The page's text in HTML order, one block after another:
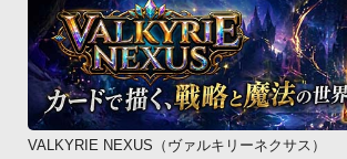
面へと進みます。
まず地点を決定します。地点はスクロールし
ることもできます。「地点決定」ボタンを押
指定します。矢印が表示されますので円を描
ルさせて矢印を回転させてください。「方向
したら取締まりの種別をタップして最後に実
VALKYRIE NEXUS（ヴァルキリーネクサス）